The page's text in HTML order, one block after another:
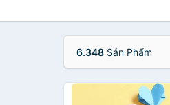
6.348 Sản Phẩm